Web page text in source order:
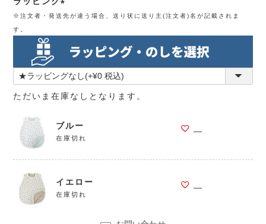
(必
※注文者・発送先が違う場合、送り状に送り主(注文者)名が記載されま
す。
ただいま在庫なしとなります。
ブルー
在庫切れ
—
イエロー
在庫切れ
—